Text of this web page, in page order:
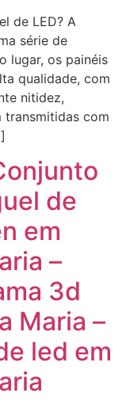
de LED? A
série de
lugar, os painéis
qualidade, com
nitidez,
transmitidas com
de
em
–
3d
Maria –
led em